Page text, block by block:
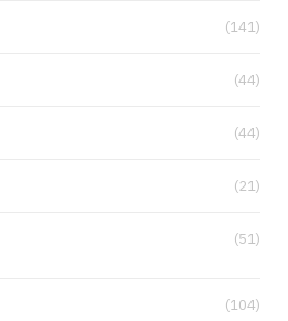
(141)
(44)
(44)
(21)
(51)
(104)